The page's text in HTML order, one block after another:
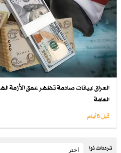
العراق :بيانات صادمة تظهر عمق الأزمة
العامة
قبل 5 أيام
ترددات نوا